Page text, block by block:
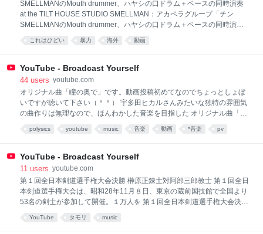
SMELLMANのMouth drummer、ハヤシの口ドラム＋ベースの同時演奏
at the TILT HOUSE STUDIO SMELLMAN：アカペラグループ「チン
SMELLMANのMouth drummer、ハヤシの口ドラム＋ベースの同時演奏
at the TILT HOUSE STUDIO SMELLMAN：アカペラグループ「チン☆パ
ラ」解散後、元メンバーが中心となり結 成 オリジナルなサウンド追求の
なアカペラサウンドは定評 都内ライブハウスを中心に活動中 ワンマンラ
イブ「ロスタルジア」決定！ 2008.12.26 at SHIBUYA O-WEST
http://www.smellman.com (続き) (一部表示)
これはひどい 暴力 海外 動画
YouTube - Broadcast Yourself
44 users youtube.com
オリジナル曲「瞳の奥で」です。動画投稿初めてなのでちょっとしょぼ
いですが聴いて下さい（＾＾） 宇多田ヒカルさんみたいな独特の雰囲気
の曲作りは無理なので、ほんわかした音楽を目指した オリジナル曲「瞳
の奥で」です。動画投稿初めてなのでちょっとしょぼいですが聴いて下
さい（＾＾） 宇多田ヒカルさんみたいな独特の雰囲気の曲作りは無理な
polysics youtube music 音楽 動画 *音楽 pv
YouTube - Broadcast Yourself
11 users youtube.com
第１回全日本剣道選手権大会決勝 榊原正錬士対阿部三郎教士 第１回全日
本剣道選手権大会は、昭和28年11月８日、東京の蔵前国技館で全国より
53名の剣士が参加して開催。１万人を 第１回全日本剣道選手権大会決勝
11月８日、東京の蔵前国技館で全国より53名の剣士が参加して開催。１
YouTube タモリ music